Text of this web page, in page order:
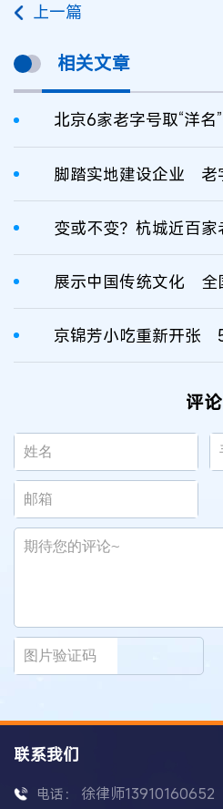
上一篇
相关文章
评论
联系我们
电话： 徐律师13910160652